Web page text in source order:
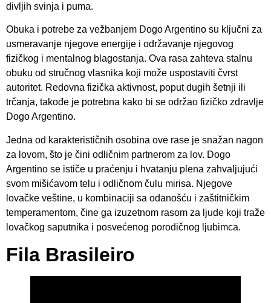
divljih svinja i puma.
Obuka i potrebe za vežbanjem Dogo Argentino su ključni za
usmeravanje njegove energije i održavanje njegovog
fizičkog i mentalnog blagostanja. Ova rasa zahteva stalnu
obuku od stručnog vlasnika koji može uspostaviti čvrst
autoritet. Redovna fizička aktivnost, poput dugih šetnji ili
trčanja, takođe je potrebna kako bi se održao fizičko zdravlje
Dogo Argentino.
Jedna od karakterističnih osobina ove rase je snažan nagon
za lovom, što je čini odličnim partnerom za lov. Dogo
Argentino se ističe u praćenju i hvatanju plena zahvaljujući
svom mišićavom telu i odličnom čulu mirisa. Njegove
lovačke veštine, u kombinaciji sa odanošću i zaštitničkim
temperamentom, čine ga izuzetnom rasom za ljude koji traže
lovačkog saputnika i posvećenog porodičnog ljubimca.
Fila Brasileiro